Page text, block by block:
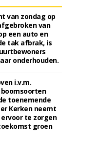
van zondag op
van
een auto en
tak afbrak, is
onderhouden.
i.v.m.
toenemende
Kerken neemt
te zorgen
groen